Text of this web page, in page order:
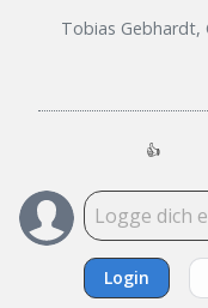
Tobias Gebhardt,
👍
Login